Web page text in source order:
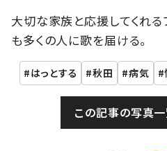
大切な家族と応援してくれる
も多くの人に歌を届ける。
はっとする 秋田 病気
この記事の写真